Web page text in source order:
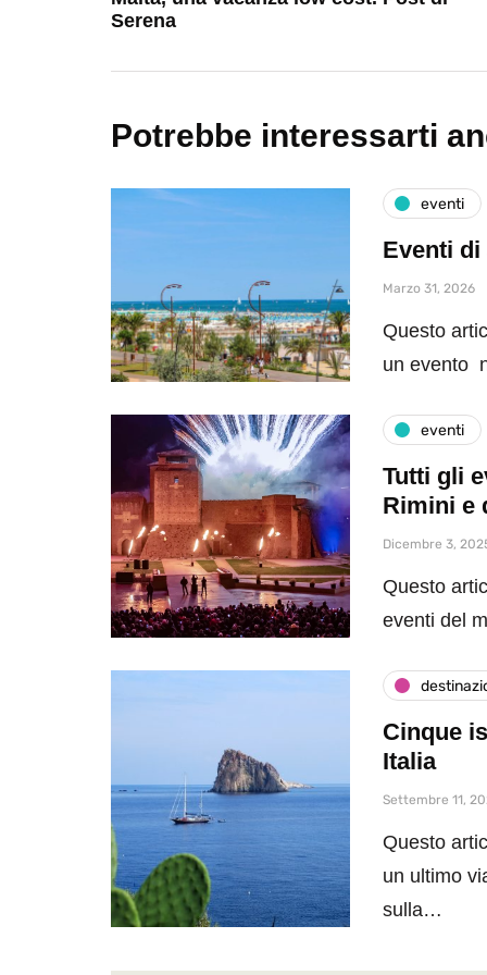
Serena
Potrebbe interessarti
eventi
Eventi di
Marzo 31, 2026
Questo
un evento
eventi
Tutti gli
Rimini e
Dicembre 3,
Questo
eventi del
Cinque
Italia
Settembre 11,
Questo
un ultimo
sulla…